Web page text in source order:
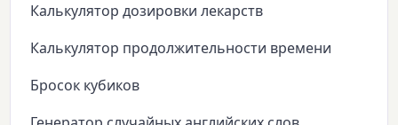
Калькулятор дозировки лекарств
Калькулятор продолжительности времени
Бросок кубиков